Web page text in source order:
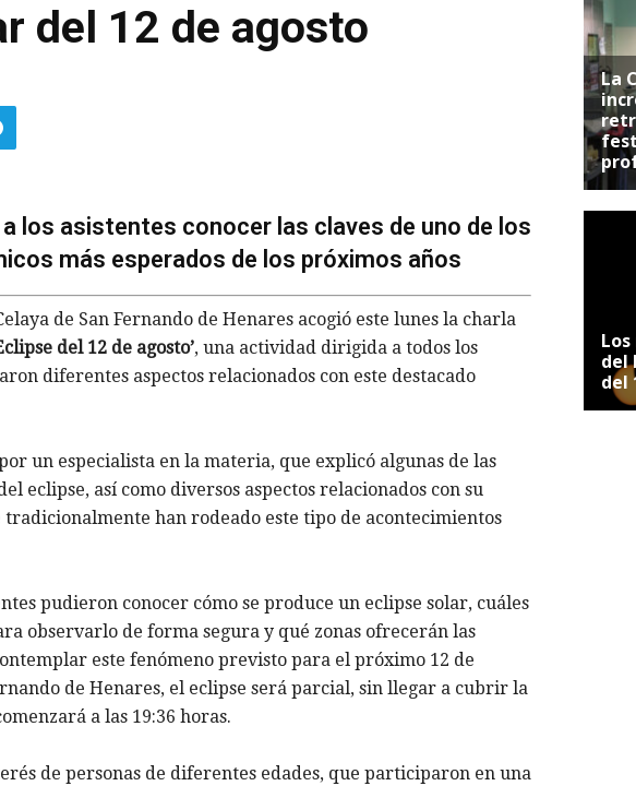
del 12 de agosto
los asistentes conocer las claves de uno de los
más esperados de los próximos años
de San Fernando de Henares acogió este lunes la charla
del 12 de agosto’, una actividad dirigida a todos los
diferentes aspectos relacionados con este destacado
un especialista en la materia, que explicó algunas de las
eclipse, así como diversos aspectos relacionados con su
tradicionalmente han rodeado este tipo de acontecimientos
pudieron conocer cómo se produce un eclipse solar, cuáles
observarlo de forma segura y qué zonas ofrecerán las
este fenómeno previsto para el próximo 12 de
de Henares, el eclipse será parcial, sin llegar a cubrir la
a las 19:36 horas.
de personas de diferentes edades, que participaron en una